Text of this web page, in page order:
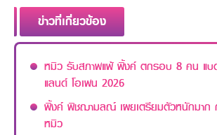
ข่าวที่เกี่ยวข้อง
หมิว รับสภาพแพ้ พิ้งค์ ตกรอบ 8 คน แบ
แลนด์ โอเพน 2026
พิ้งค์ พิชฌามลณ์ เผยเตรียมตัวหนักมาก
หมิว